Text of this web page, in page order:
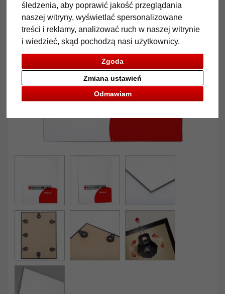
śledzenia, aby poprawić jakość przeglądania
naszej witryny, wyświetlać spersonalizowane
treści i reklamy, analizować ruch w naszej witrynie
i wiedzieć, skąd pochodzą nasi użytkownicy.
Zgoda
Odmawiam
Zmiana ustawień
Powrót